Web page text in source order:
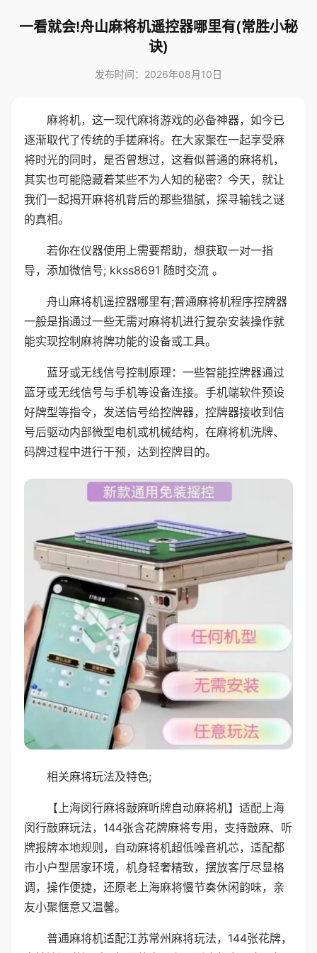
一看就会!舟山麻将机遥控器哪里有(常胜小秘
诀)
发布时间：2026年08月10日
麻将机，这一现代麻将游戏的必备神器，如今已
逐渐取代了传统的手搓麻将。在大家聚在一起享受麻
将时光的同时，是否曾想过，这看似普通的麻将机，
其实也可能隐藏着某些不为人知的秘密？今天，就让
我们一起揭开麻将机背后的那些猫腻，探寻输钱之谜
的真相。
若你在仪器使用上需要帮助，想获取一对一指
导，添加微信号; kkss8691 随时交流 。
舟山麻将机遥控器哪里有;普通麻将机程序控牌器
一般是指通过一些无需对麻将机进行复杂安装操作就
能实现控制麻将牌功能的设备或工具。
蓝牙或无线信号控制原理：一些智能控牌器通过
蓝牙或无线信号与手机等设备连接。手机端软件预设
好牌型等指令，发送信号给控牌器，控牌器接收到信
号后驱动内部微型电机或机械结构，在麻将机洗牌、
码牌过程中进行干预，达到控牌目的。
相关麻将玩法及特色;
【上海闵行麻将敲麻听牌自动麻将机】适配上海
闵行敲麻玩法，144张含花牌麻将专用，支持敲麻、听
牌报牌本地规则，自动麻将机超低噪音机芯，适配都
市小户型居家环境，机身轻奢精致，摆放客厅尽显格
调，操作便捷，还原老上海麻将慢节奏休闲韵味，亲
友小聚惬意又温馨。
普通麻将机适配江苏常州麻将玩法，144张花牌，